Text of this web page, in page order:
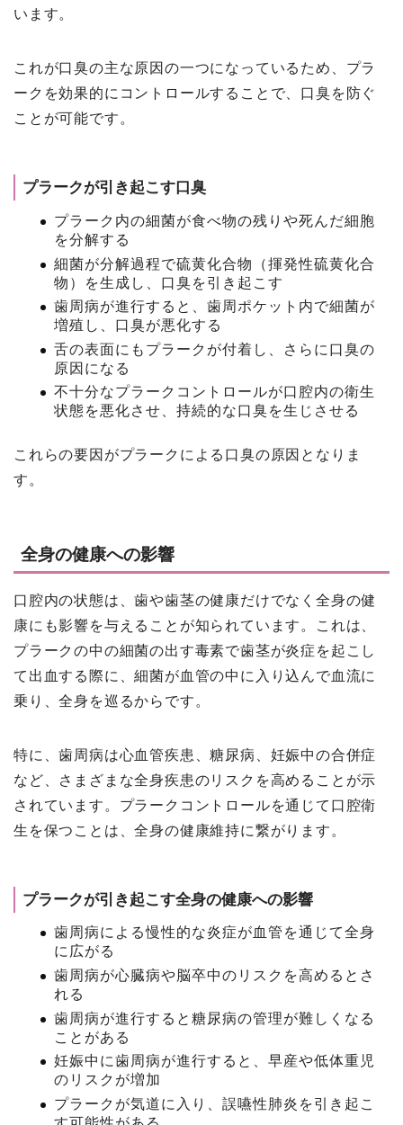
います。
これが口臭の主な原因の一つになっているため、プラ
ークを効果的にコントロールすることで、口臭を防ぐ
ことが可能です。
プラークが引き起こす口臭
プラーク内の細菌が食べ物の残りや死んだ細胞
を分解する
細菌が分解過程で硫黄化合物（揮発性硫黄化合
物）を生成し、口臭を引き起こす
歯周病が進行すると、歯周ポケット内で細菌が
増殖し、口臭が悪化する
舌の表面にもプラークが付着し、さらに口臭の
原因になる
不十分なプラークコントロールが口腔内の衛生
状態を悪化させ、持続的な口臭を生じさせる
これらの要因がプラークによる口臭の原因となりま
す。
全身の健康への影響
口腔内の状態は、歯や歯茎の健康だけでなく全身の健
康にも影響を与えることが知られています。これは、
プラークの中の細菌の出す毒素で歯茎が炎症を起こし
て出血する際に、細菌が血管の中に入り込んで血流に
乗り、全身を巡るからです。
特に、歯周病は心血管疾患、糖尿病、妊娠中の合併症
など、さまざまな全身疾患のリスクを高めることが示
されています。プラークコントロールを通じて口腔衛
生を保つことは、全身の健康維持に繋がります。
プラークが引き起こす全身の健康への影響
歯周病による慢性的な炎症が血管を通じて全身
に広がる
歯周病が心臓病や脳卒中のリスクを高めるとさ
れる
歯周病が進行すると糖尿病の管理が難しくなる
ことがある
妊娠中に歯周病が進行すると、早産や低体重児
のリスクが増加
プラークが気道に入り、誤嚥性肺炎を引き起こ